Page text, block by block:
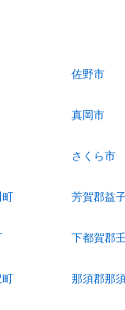
佐野市
真岡市
さくら市
芳賀郡益
下都賀郡
那須郡那